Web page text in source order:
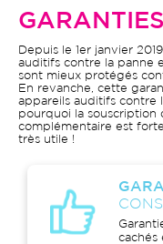
GARANTIES
Depuis le 1er janvier
auditifs contre la panne
sont mieux protégés
En revanche, cette
appareils auditifs contre
pourquoi la souscription
complémentaire est
très utile !
cachés